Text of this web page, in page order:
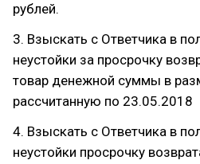
рублей.
3. Взыскать с Ответчика в
неустойки за просрочку
товар денежной суммы в
рассчитанную по 23.05.2018
4. Взыскать с Ответчика в
неустойки просрочку